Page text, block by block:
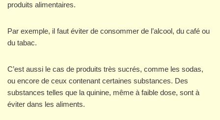
produits alimentaires.
Par exemple, il faut éviter de consommer de l’alcool, du café ou
du tabac.
C’est aussi le cas de produits très sucrés, comme les sodas,
ou encore de ceux contenant certaines substances. Des
substances telles que la quinine, même à faible dose, sont à
éviter dans les aliments.